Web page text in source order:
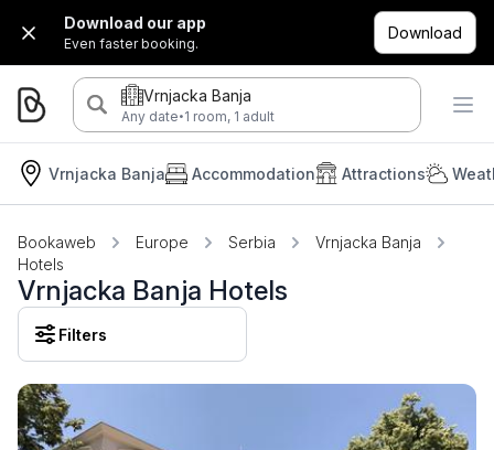
Download our app
Even faster booking.
Download
Vrnjacka Banja
Any date·1 room, 1 adult
Vrnjacka Banja Accommodation Attractions
Bookaweb Europe Serbia
Vrnjacka Banja
Hotels
Vrnjacka Banja Hotels
Filters